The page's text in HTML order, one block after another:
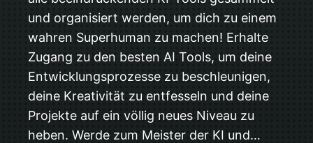
und organisiert werden, um dich zu einem
wahren Superhuman zu machen! Erhalte
Zugang zu den besten AI Tools, um deine
Entwicklungsprozesse zu beschleunigen,
deine Kreativität zu entfesseln und deine
Projekte auf ein völlig neues Niveau zu
heben. Werde zum Meister der KI und…